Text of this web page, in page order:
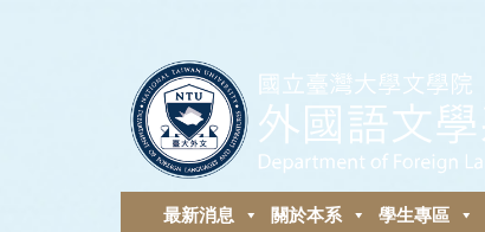
最新消息 關於本系 學生專區